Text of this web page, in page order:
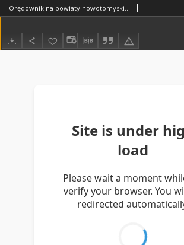
Orędownik na powiaty nowotomyski i wolsztyński 1937.07.29 R.18 Nr82